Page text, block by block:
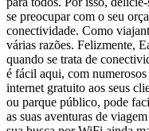
se preocupar com o seu
conectividade. Como
várias razões. Felizmente,
quando se trata de
é fácil aqui, com numerosos
internet gratuito aos seus
ou parque público, pode
as suas aventuras de